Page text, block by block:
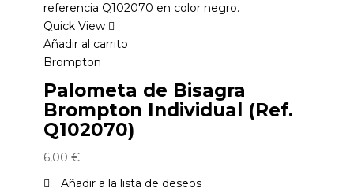
Quick View
Añadir al carrito
Brompton
Palometa de Bisagra
Brompton Individual (Ref.
Q102070)
6,00 €
Añadir a la lista de deseos